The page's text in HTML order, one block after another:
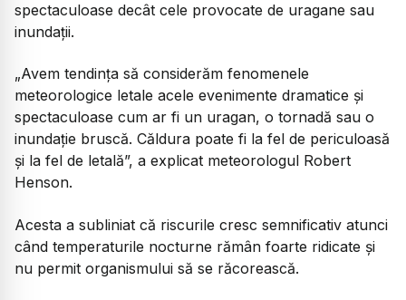
spectaculoase decât cele provocate de uragane sau
inundații.
„Avem tendința să considerăm fenomenele
meteorologice letale acele evenimente dramatice și
spectaculoase cum ar fi un uragan, o tornadă sau o
inundație bruscă. Căldura poate fi la fel de periculoasă
și la fel de letală”, a explicat meteorologul Robert
Henson.
Acesta a subliniat că riscurile cresc semnificativ atunci
când temperaturile nocturne rămân foarte ridicate și
nu permit organismului să se răcorească.